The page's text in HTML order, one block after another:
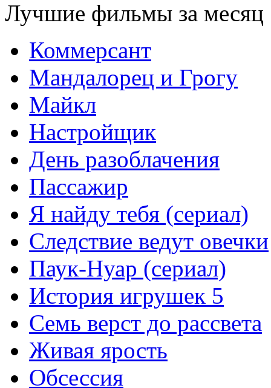
Лучшие фильмы за месяц
Коммерсант
Мандалорец и Грогу
Майкл
Настройщик
День разоблачения
Пассажир
Я найду тебя (сериал)
Следствие ведут овечки
Паук-Нуар (сериал)
История игрушек 5
Семь верст до рассвета
Живая ярость
Обсессия